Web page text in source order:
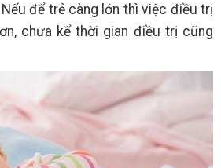
để trẻ càng lớn thì việc điều trị
chưa kể thời gian điều trị cũng